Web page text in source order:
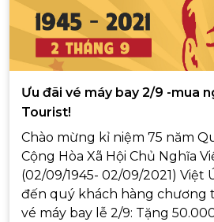
Ưu đãi vé máy bay 2/9 -mua
Tourist!
Chào mừng kỉ niệm 75 năm
Cộng Hòa Xã Hội Chủ Nghĩa
(02/09/1945- 02/09/2021) Việt
đến quý khách hàng chương
vé máy bay lễ 2/9: Tặng